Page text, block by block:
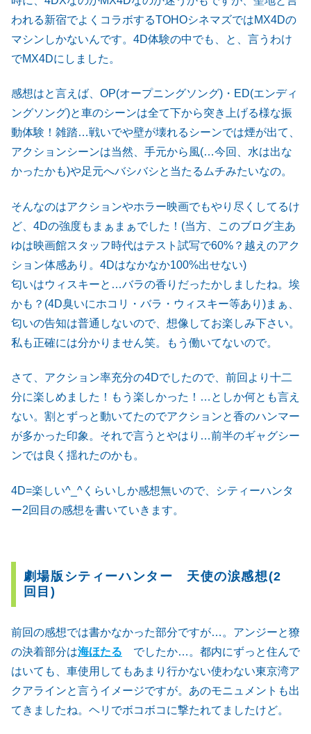
われる新宿でよくコラボするTOHOシネマズではMX4Dの
マシンしかないんです。4D体験の中でも、と、言うわけ
でMX4Dにしました。
感想はと言えば、OP(オープニングソング)・ED(エンディ
ングソング)と車のシーンは全て下から突き上げる様な振
動体験！雑踏…戦いでや壁が壊れるシーンでは煙が出て、
アクションシーンは当然、手元から風(…今回、水は出な
かったかも)や足元へバシバシと当たるムチみたいなの。
そんなのはアクションやホラー映画でもやり尽くしてるけ
ど、4Dの強度もまぁまぁでした！(当方、このブログ主あ
ゆは映画館スタッフ時代はテスト試写で60%？越えのアク
ション体感あり。4Dはなかなか100%出せない)
匂いはウィスキーと…バラの香りだったかしましたね。埃
かも？(4D臭いにホコリ・バラ・ウィスキー等あり)まぁ、
匂いの告知は普通しないので、想像してお楽しみ下さい。
私も正確には分かりません笑。もう働いてないので。
さて、アクション率充分の4Dでしたので、前回より十二
分に楽しめました！もう楽しかった！…としか何とも言え
ない。割とずっと動いてたのでアクションと香のハンマー
が多かった印象。それで言うとやはり…前半のギャグシー
ンでは良く揺れたのかも。
4D=楽しい^_^くらいしか感想無いので、シティーハンタ
ー2回目の感想を書いていきます。
劇場版シティーハンター 天使の涙感想(2
回目)
前回の感想では書かなかった部分ですが…。アンジーと獠
の決着部分は海ほたる でしたか…。都内にずっと住んで
はいても、車使用してもあまり行かない使わない東京湾ア
クアラインと言うイメージですが。あのモニュメントも出
てきましたね。ヘリでボコボコに撃たれてましたけど。